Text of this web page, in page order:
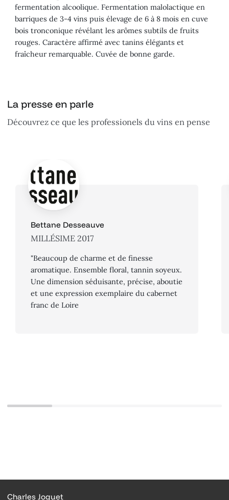
fermentation alcoolique. Fermentation malolactique en
barriques de 3-4 vins puis élevage de 6 à 8 mois en cuve
bois tronconique révélant les arômes subtils de fruits
rouges. Caractère affirmé avec tanins élégants et
fraîcheur remarquable. Cuvée de bonne garde.
La presse en parle
Découvrez ce que les professionels du vins en pense
Bettane Desseauve
MILLÉSIME 2017
"Beaucoup de charme et de finesse
aromatique. Ensemble floral, tannin soyeux.
Une dimension séduisante, précise, aboutie
et une expression exemplaire du cabernet
franc de Loire
Charles Joguet